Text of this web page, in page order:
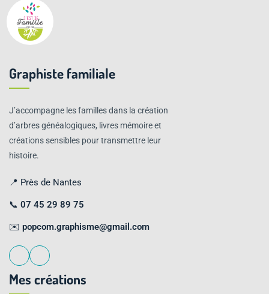
Graphiste familiale
J’accompagne les familles dans la création
d’arbres généalogiques, livres mémoire et
créations sensibles pour transmettre leur
histoire.
📍 Près de Nantes
📞 07 45 29 89 75
✉️ popcom.graphisme@gmail.com
Mes créations